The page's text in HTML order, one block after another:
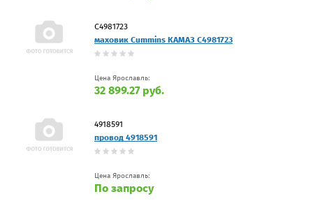
C4981723
маховик Cummins КАМАЗ C4981723
Цена Ярославль:
32 899.27 руб.
4918591
провод 4918591
Цена Ярославль:
По запросу